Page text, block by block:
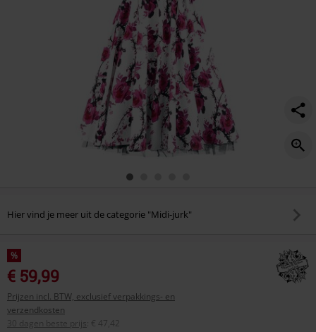
Hier vind je meer uit de categorie "Midi-jurk"
%
€ 59,99
Prijzen incl. BTW, exclusief verpakkings- en
verzendkosten
30 dagen beste prijs
€ 47,42